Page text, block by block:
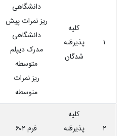
۱
کلیه
پذیرفته
شدگان
دانشگاهی
ریز نمرات پیش
دانشگاهی
مدرک دیپلم
متوسطه
ریز نمرات
متوسطه
۲
کلیه
پذیرفته
فرم ۶۰۲